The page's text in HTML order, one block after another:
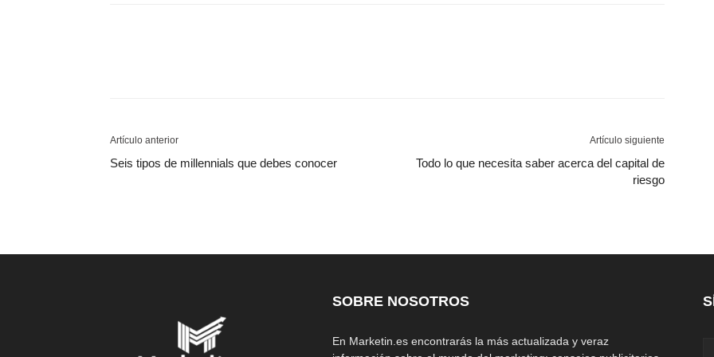
Artículo anterior
Seis tipos de millennials que debes conocer
Artículo siguiente
Todo lo que necesita saber acerca del capital de
riesgo
SOBRE NOSOTROS
En Marketin.es encontrarás la más actualizada y veraz